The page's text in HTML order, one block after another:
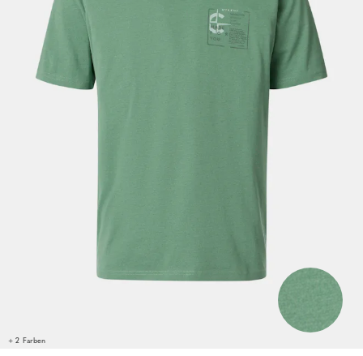
+ 2 Farben